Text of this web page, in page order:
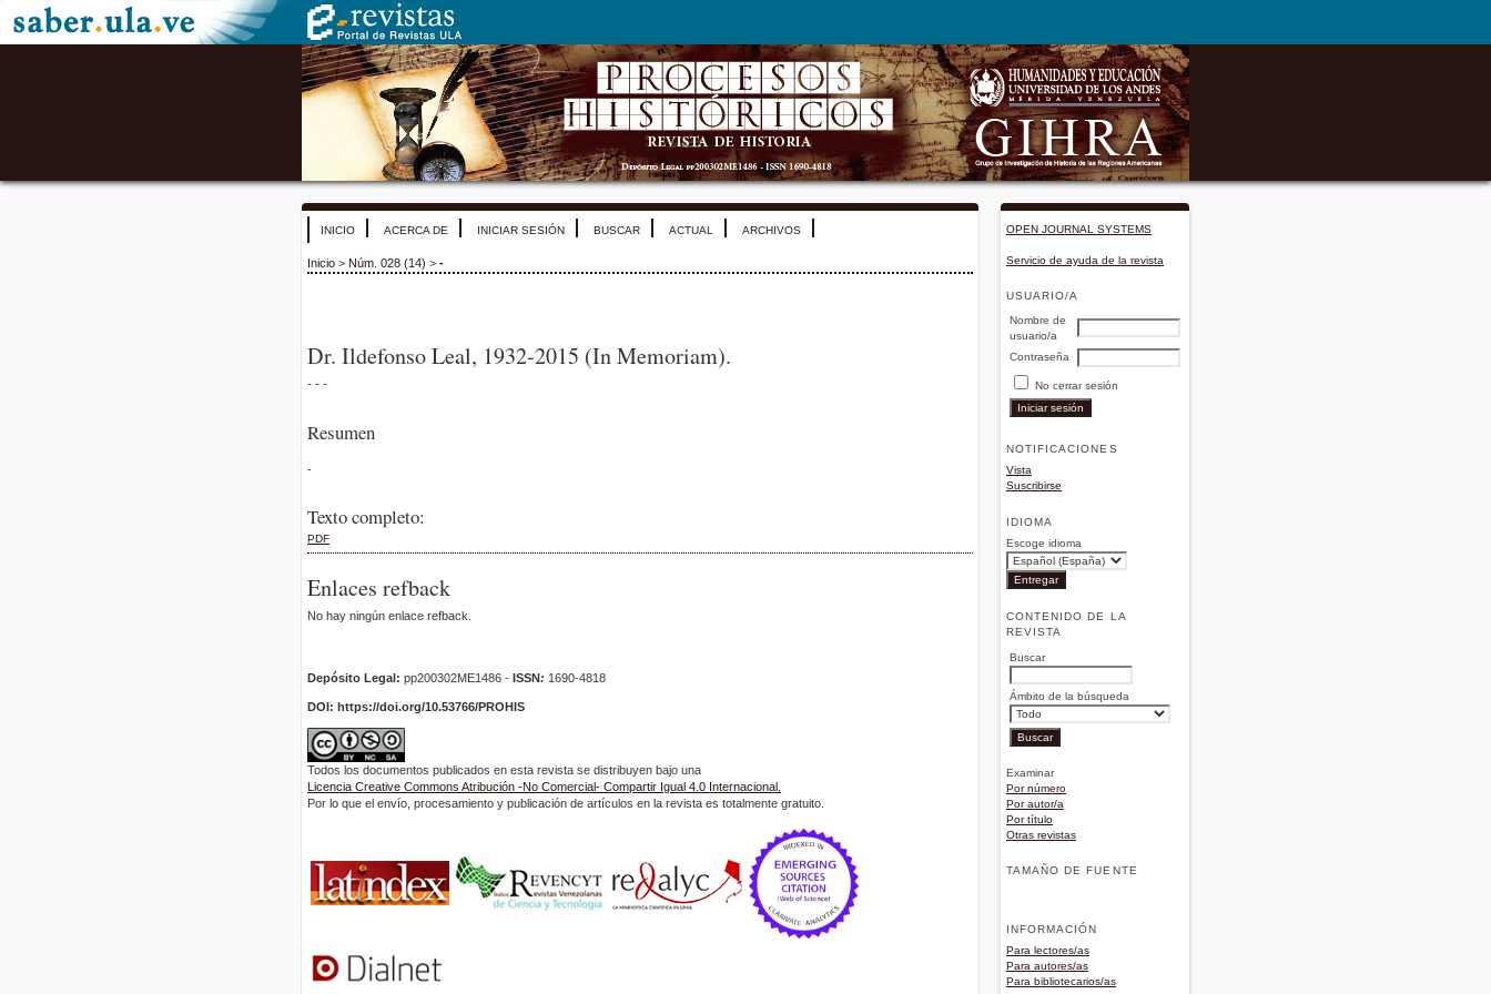
OPEN JOURNAL SYSTEMS
Servicio de ayuda de la revista
USUARIO/A
Nombre de
usuario/a
Contraseña
No cerrar sesión
NOTIFICACIONES
Vista
Suscribirse
IDIOMA
Escoge idioma
CONTENIDO DE LA
REVISTA
Buscar
Ámbito de la búsqueda
Examinar
Por número
Por autor/a
Por título
Otras revistas
TAMAÑO DE FUENTE
INFORMACIÓN
Para lectores/as
Para autores/as
Para bibliotecarios/as
INICIO ACERCA DE INICIAR SESIÓN BUSCAR ACTUAL ARCHIVOS
Inicio > Núm. 028 (14) > -
Dr. Ildefonso Leal, 1932-2015 (In Memoriam).
- - -
Resumen
-
Texto completo:
PDF
Enlaces refback
No hay ningún enlace refback.
Depósito Legal: pp200302ME1486 - ISSN: 1690-4818
DOI: https://doi.org/10.53766/PROHIS
Todos los documentos publicados en esta revista se distribuyen bajo una
Licencia Creative Commons Atribución -No Comercial- Compartir Igual 4.0 Internacional.
Por lo que el envío, procesamiento y publicación de artículos en la revista es totalmente gratuito.